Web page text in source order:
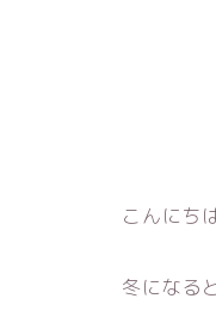
こんにち
冬になる